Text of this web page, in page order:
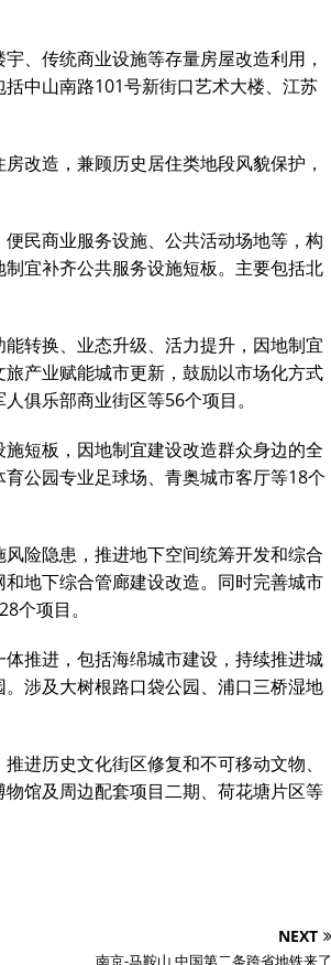
、传统商业设施等存量房屋改造利用，
中山南路101号新街口艺术大楼、江苏
改造，兼顾历史居住类地段风貌保护，
民商业服务设施、公共活动场地等，构
宜补齐公共服务设施短板。主要包括北
转换、业态升级、活力提升，因地制宜
产业赋能城市更新，鼓励以市场化方式
俱乐部商业街区等56个项目。
短板，因地制宜建设改造群众身边的全
公园专业足球场、青奥城市客厅等18个
险隐患，推进地下空间统筹开发和综合
地下综合管廊建设改造。同时完善城市
个项目。
推进，包括海绵城市建设，持续推进城
涉及大树根路口袋公园、浦口三桥湿地
进历史文化街区修复和不可移动文物、
馆及周边配套项目二期、荷花塘片区等
NEXT
南京-马鞍山 中国第二条跨省地铁来了